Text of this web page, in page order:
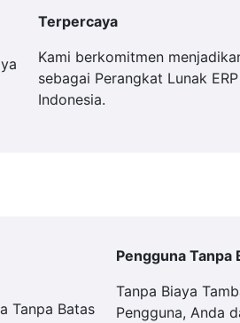
Terpercaya
Kami berkomitmen
sebagai Perangkat Lunak
Indonesia.
Pengguna Tanpa
Tanpa Biaya
Pengguna, Anda